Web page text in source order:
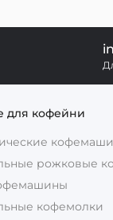
для кофейни
рожковые
кофемолки